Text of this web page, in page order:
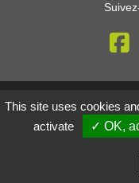
Mentions
This site uses cookies
activate
✓ OK,